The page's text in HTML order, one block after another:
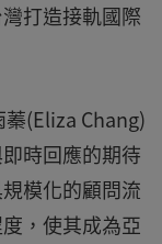
打造接軌國際
(Eliza Chang)
時回應的期待
模化的顧問流
，使其成為亞